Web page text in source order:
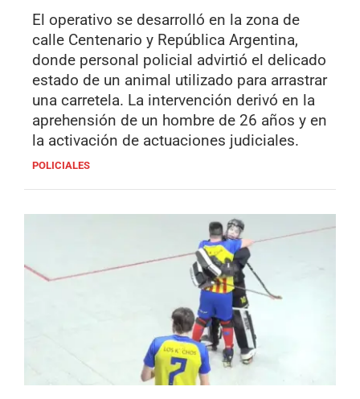
El operativo se desarrolló en la zona de
calle Centenario y República Argentina,
donde personal policial advirtió el delicado
estado de un animal utilizado para arrastrar
una carretela. La intervención derivó en la
aprehensión de un hombre de 26 años y en
la activación de actuaciones judiciales.
POLICIALES